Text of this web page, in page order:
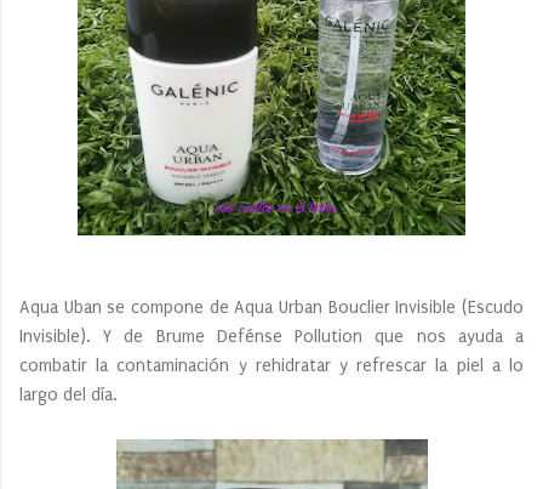
Aqua Uban se compone de Aqua Urban Bouclier Invisible (Escudo
Invisible). Y de Brume Defénse Pollution que nos ayuda a
combatir la contaminación y rehidratar y refrescar la piel a lo
largo del día.